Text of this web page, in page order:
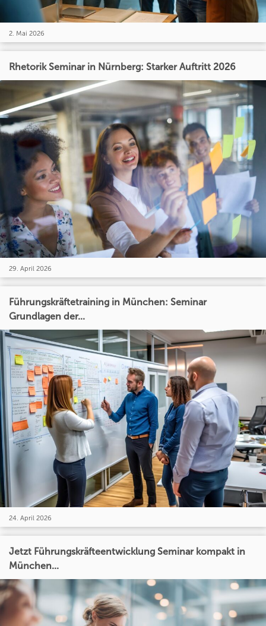
2. Mai 2026
Rhetorik Seminar in Nürnberg: Starker Auftritt 2026
29. April 2026
Führungskräftetraining in München: Seminar
Grundlagen der...
24. April 2026
Jetzt Führungskräfteentwicklung Seminar kompakt in
München...